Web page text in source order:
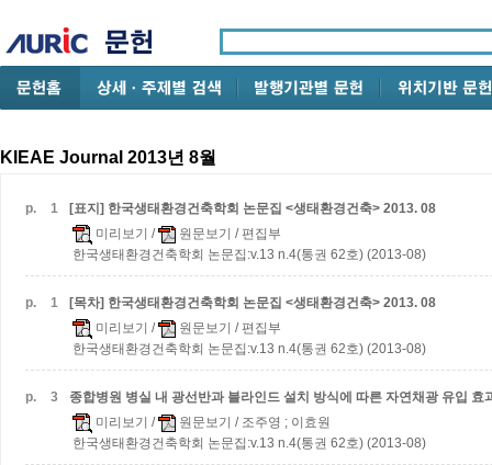
KIEAE Journal 2013년 8월
p. 1
[표지] 한국생태환경건축학회 논문집 <생태환경건축> 2013. 08
미리보기 / 원문보기 / 편집부
한국생태환경건축학회 논문집:v.13 n.4(통권 62호) (2013-08)
p. 1
[목차] 한국생태환경건축학회 논문집 <생태환경건축> 2013. 08
미리보기 / 원문보기 / 편집부
한국생태환경건축학회 논문집:v.13 n.4(통권 62호) (2013-08)
p. 3
종합병원 병실 내 광선반과 블라인드 설치 방식에 따른 자연채광 유입 효
미리보기 / 원문보기 / 조주영 ; 이효원
한국생태환경건축학회 논문집:v.13 n.4(통권 62호) (2013-08)